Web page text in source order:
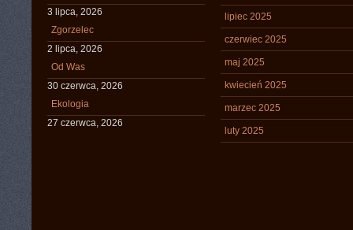
3 lipca, 2026
Zgorzelec
2 lipca, 2026
Od Was
30 czerwca, 2026
Ekologia
27 czerwca, 2026
lipiec 2025
czerwiec 2025
maj 2025
kwiecień 2025
marzec 2025
luty 2025